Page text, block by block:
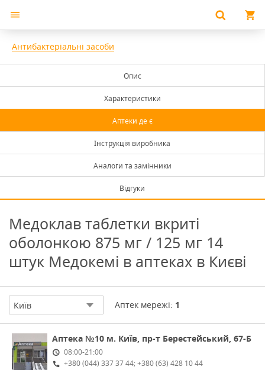
Антибактеріальні засоби
Опис
Характеристики
Аптеки де є
Інструкція виробника
Аналоги та замінники
Відгуки
Медоклав таблетки вкриті
оболонкою 875 мг / 125 мг 14
штук Медокемі в аптеках в Києві
Київ Аптек мережі: 1
Aптека №10 м. Київ, пр-т Берестейський, 67-Б
08:00-21:00
+380 (044) 337 37 44; +380 (63) 428 10 44